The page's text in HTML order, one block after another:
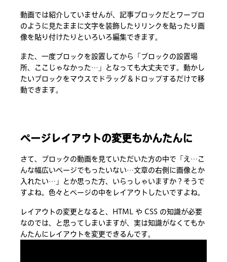
動画では紹介していませんが、記事ブロックだとワープロ
のように見たままに文字を装飾したりリンクを貼ったり画
像を貼り付けたりといろいろ編集できます。
また、一度ブロックを設置してから「ブロックの設置場
所、ここじゃなかった…」となっても大丈夫です。動かし
たいブロックをマウスでドラッグ＆ドロップするだけで移
動できます。
ページレイアウトの変更もかんたんに
さて、ブロックの動画を見ていただいた方の中で「え…こ
んな幅広いページでもったいない…文章の右側に画像とか
入れたい…」とか思った方、いらっしゃいますか？そうで
すよね。色々とページの中をレイアウトしたいですよね。
レイアウトの変更となると、HTML や CSS の知識が必要
なのでは、と思ってしまいますが、実は知識がなくてもか
んたんにレイアウトを変更できるんです。